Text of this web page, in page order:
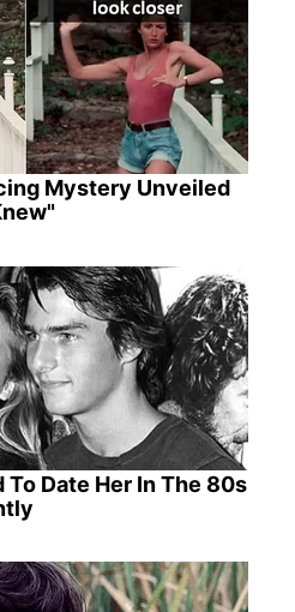
Mystery Unveiled
Date Her In The 80s